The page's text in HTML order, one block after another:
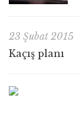
23 Şubat 2015
Kaçış planı